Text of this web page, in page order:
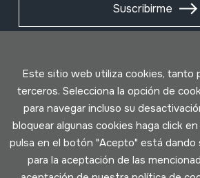
Suscribirme
Este sitio web utiliza cookies, tanto
terceros. Selecciona la opción de
para navegar incluso su
bloquear algunas cookies haga click
pulsa en el botón "Acepto" está
para la aceptación de las